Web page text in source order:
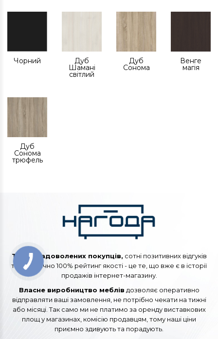
Чорний Дуб
Шамані
світлий
Дуб
Сонома
Венге
магія
Дуб
Сонома
трюфель
Тисячі задоволених покупців, сотні позитивних відгуків
та практично 100% рейтинг якості - це те, що вже є в історії
продажів інтернет-магазину.
Власне виробництво меблів дозволяє оперативно
відправляти ваші замовлення, не потрібно чекати на тижні
або місяці. Так само ми не платимо за оренду виставкових
площ у магазинах, комісію продавцям, тому наші ціни
приємно здивують та порадують.